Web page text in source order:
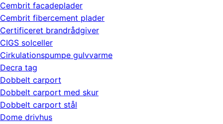
Cembrit facadeplader
Cembrit fibercement plader
Certificeret brandrådgiver
CIGS solceller
Cirkulationspumpe gulvvarme
Decra tag
Dobbelt carport
Dobbelt carport med skur
Dobbelt carport stål
Dome drivhus